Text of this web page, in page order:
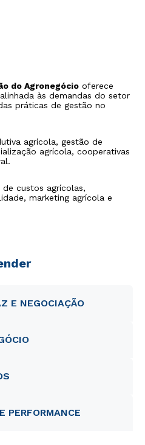
do Agronegócio oferece
às demandas do setor
práticas de gestão no
agrícola, gestão de
agrícola, cooperativas
custos agrícolas,
marketing agrícola e
E NEGOCIAÇÃO
PERFORMANCE